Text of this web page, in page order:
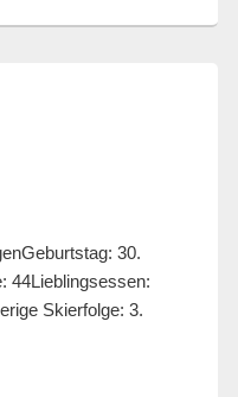
30.
44Lieblingsessen:
Skierfolge: 3.